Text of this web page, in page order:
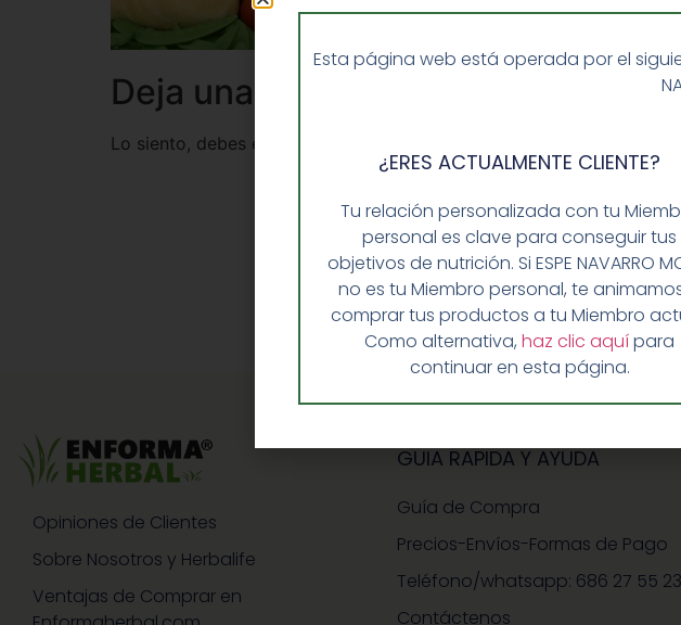
Deja una respuesta
Lo siento, debes estar
Opiniones de Clientes
Sobre Nosotros y Herbalife
Ventajas de Comprar en
GUIA RAPIDA Y AYUDA
Guía de Compra
Precios-Envíos-Formas de Pago
Teléfono/whatsapp: 686 27 55 23
Contáctenos
Esta página web está operada por el
¿ERES ACTUALMENTE CLIENTE?
Tu relación personalizada con tu
personal es clave para conseguir tus
objetivos de nutrición. Si ESPE NAVARRO
no es tu Miembro personal, te
comprar tus productos a tu Miembro
Como alternativa,haz clic aquípara
continuar en esta página.